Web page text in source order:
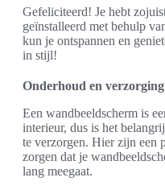
Gefeliciteerd! Je hebt
geïnstalleerd met behulp
kun je ontspannen en
in stijl!
Onderhoud en
Een wandbeeldscherm is
interieur, dus is het
te verzorgen. Hier zijn een
zorgen dat je
lang meegaat.